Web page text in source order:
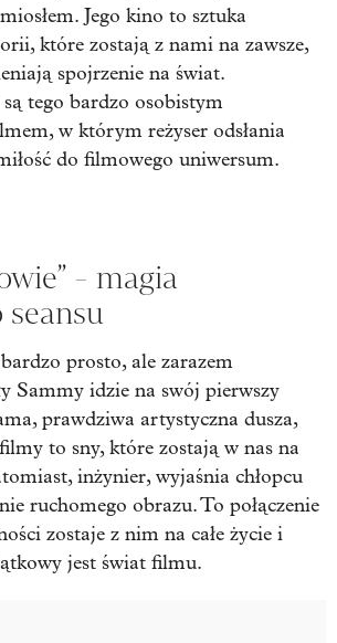
Jego kino to sztuka
które zostają z nami na zawsze,
spojrzenie na świat.
tego bardzo osobistym
w którym reżyser odsłania
do filmowego uniwersum.
- magia
prosto, ale zarazem
Sammy idzie na swój pierwszy
prawdziwa artystyczna dusza,
to sny, które zostają w nas na
inżynier, wyjaśnia chłopcu
ruchomego obrazu. To połączenie
zostaje z nim na całe życie i
jest świat filmu.